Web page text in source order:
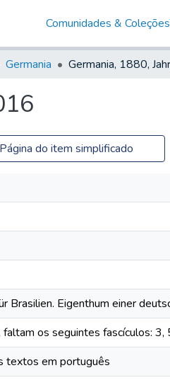
Comunidades & Coleções
Germania
Página do item simplificado
Brasilien. Eigenthum einer
os seguintes fascículos:
textos em português